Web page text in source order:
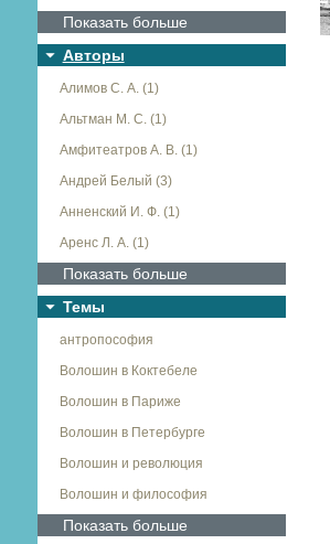
Показать больше
Авторы
Алимов С. А. (1)
Альтман М. С. (1)
Амфитеатров А. В. (1)
Андрей Белый (3)
Анненский И. Ф. (1)
Аренс Л. А. (1)
Показать больше
Темы
антропософия
Волошин в Коктебеле
Волошин в Париже
Волошин в Петербурге
Волошин и революция
Волошин и философия
Показать больше